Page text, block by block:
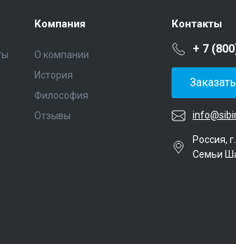
Компания
О компании
История
Философия
Отзывы
Контакты
+ 7
Россия,
Семьи